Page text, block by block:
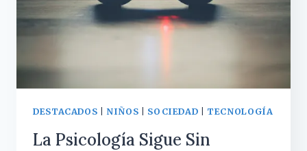
SALIMOS
EN
DESTACADOS NIÑOS SOCIEDAD TECNOLOGÍA
La Psicología Sigue Sin